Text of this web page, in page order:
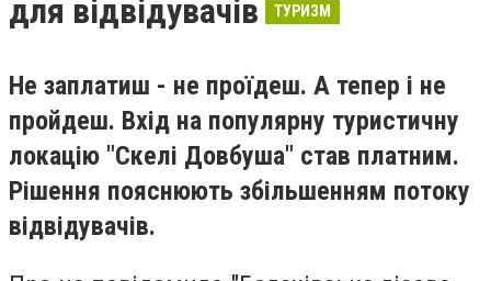
для відвідувачів
ТУРИЗМ
Не заплатиш - не проїдеш. А тепер і не
пройдеш. Вхід на популярну туристичну
локацію "Скелі Довбуша" став платним.
Рішення пояснюють збільшенням потоку
відвідувачів.